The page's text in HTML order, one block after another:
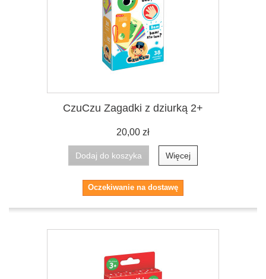
CzuCzu Zagadki z dziurką 2+
20,00 zł
Dodaj do koszyka Więcej
Oczekiwanie na dostawę